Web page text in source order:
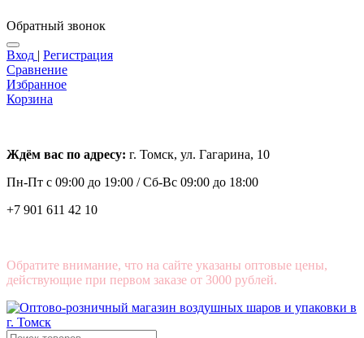
Обратный звонок
Вход | Регистрация
Сравнение
Избранное
Корзина
Ждём вас по адресу: г. Томск, ул. Гагарина, 10
Пн-Пт с 09:00 до 19:00 /Сб-Вс 09:00 до 18:00
+7 901 611 42 10
Обратите внимание, что на сайте указаны оптовые цены,
действующие при первом заказе от 3000 рублей.